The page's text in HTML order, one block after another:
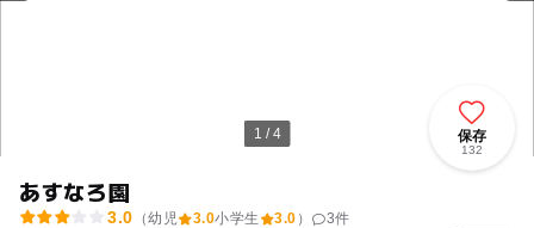
1 / 4
あすなろ園
3.0 （幼児 3.0小学生 3.0 ） 3件
保存
132